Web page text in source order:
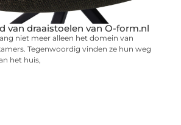
van draaistoelen van O-form.nl
niet meer alleen het domein van
Tegenwoordig vinden ze hun weg
het huis,